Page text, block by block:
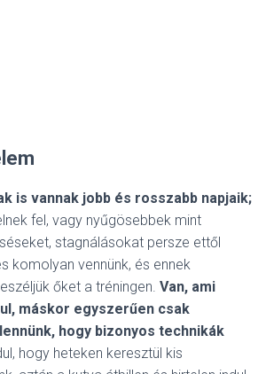
is vannak jobb és rosszabb napjaik;
fel, vagy nyűgösebbek mint
stagnálásokat persze ettől
komolyan vennünk, és ennek
őket a tréningen. Van, ami
máskor egyszerűen csak
hogy bizonyos technikák
hogy heteken keresztül kis